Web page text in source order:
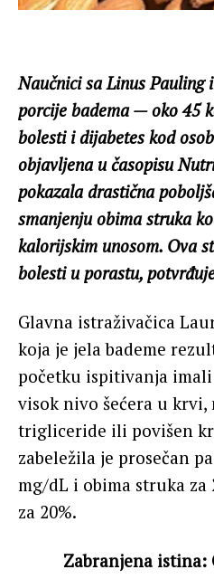
Naučnici sa Linus Pauling
porcije badema — oko 45
bolesti i dijabetes kod
objavljena u časopisu
pokazala drastična
smanjenju obima struka
kalorijskim unosom. Ova
bolesti u porastu,
Glavna istraživačica
koja je jela bademe
početku ispitivanja
visok nivo šećera u
trigliceride ili povišen
zabeležila je prosečan
mg/dL i obima struka
za 20%.
Zabranjena istina: